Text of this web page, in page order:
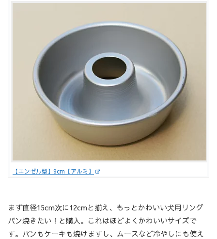
【エンゼル型】9cm【アルミ】
まず直径15cm次に12cmと揃え、もっとかわいい犬用リング
パン焼きたい！と購入。これはほどよくかわいいサイズで
す。パンもケーキも焼けますし、ムースなど冷やしにも使え